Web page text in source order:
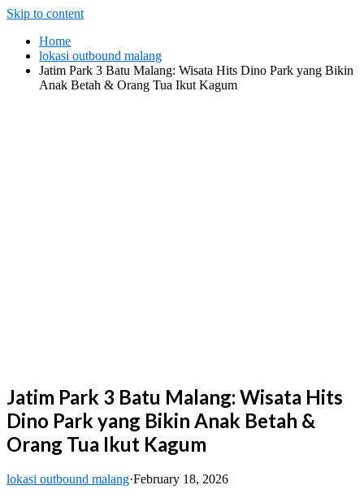
Skip to content
Home
lokasi outbound malang
Jatim Park 3 Batu Malang: Wisata Hits Dino Park yang Bikin
Anak Betah & Orang Tua Ikut Kagum
Jatim Park 3 Batu Malang: Wisata Hits
Dino Park yang Bikin Anak Betah &
Orang Tua Ikut Kagum
lokasi outbound malang·February 18, 2026